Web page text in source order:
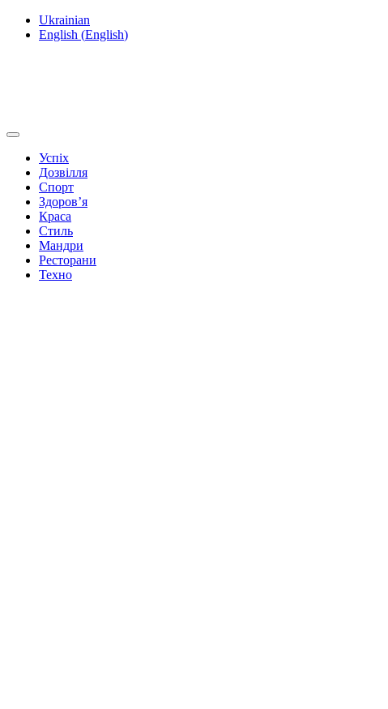
Ukrainian
English (English)
Успіх
Дозвілля
Спорт
Здоров’я
Краса
Стиль
Мандри
Ресторани
Техно